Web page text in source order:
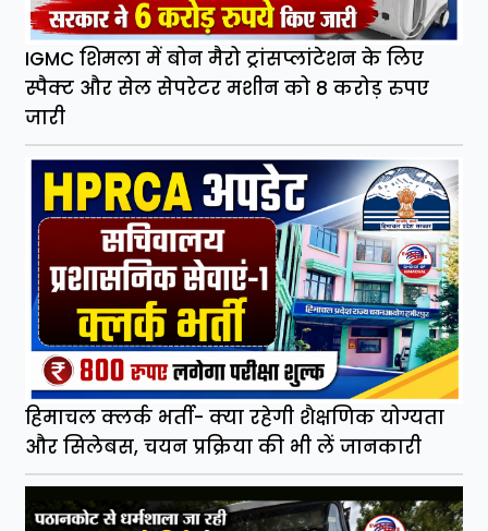
IGMC शिमला में बोन मैरो ट्रांसप्लांटेशन के लिए
स्पैक्ट और सेल सेपरेटर मशीन को 8 करोड़ रुपए
जारी
हिमाचल क्लर्क भर्ती- क्या रहेगी शैक्षणिक योग्यता
और सिलेबस, चयन प्रक्रिया की भी लें जानकारी